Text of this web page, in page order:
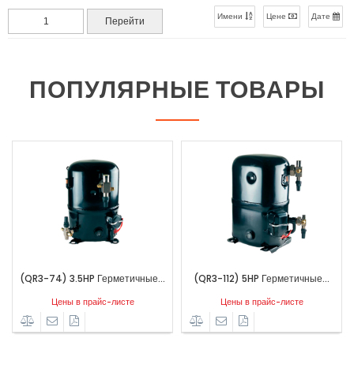
Имени Цене Дате
ПОПУЛЯРНЫЕ ТОВАРЫ
(QR3-74) 3.5HP Герметичные...
Цены в прайс-листе
(QR3-112) 5HP Герметичные...
Цены в прайс-листе